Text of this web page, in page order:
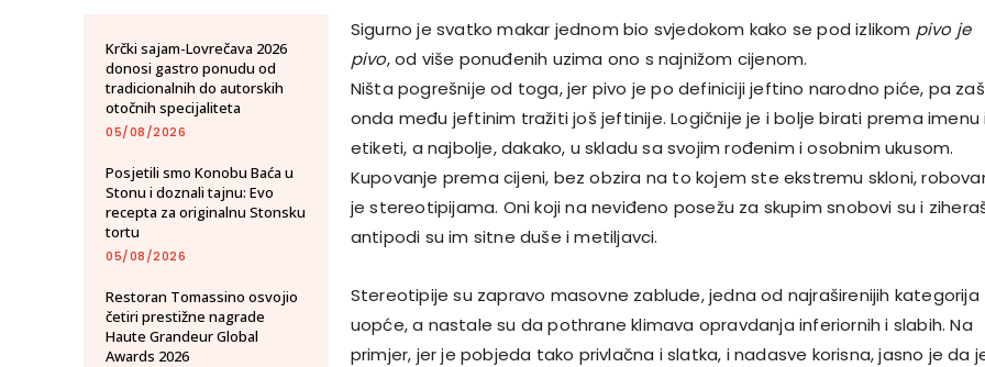
Krčki sajam-Lovrečava 2026
donosi gastro ponudu od
tradicionalnih do autorskih
otočnih specijaliteta
05/08/2026
Posjetili smo Konobu Baća u
Stonu i doznali tajnu: Evo
recepta za originalnu Stonsku
tortu
05/08/2026
Restoran Tomassino osvojio
četiri prestižne nagrade
Haute Grandeur Global
Awards 2026
Sigurno je svatko makar jednom bio svjedokom kako se pod izlikom pivo je
pivo, od više ponuđenih uzima ono s najnižom cijenom.
Ništa pogrešnije od toga, jer pivo je po definiciji jeftino narodno piće, pa
onda među jeftinim tražiti još jeftinije. Logičnije je i bolje birati prema imenu
etiketi, a najbolje, dakako, u skladu sa svojim rođenim i osobnim ukusom.
Kupovanje prema cijeni, bez obzira na to kojem ste ekstremu skloni,
je stereotipijama. Oni koji na neviđeno posežu za skupim snobovi su i
antipodi su im sitne duše i metiljavci.
Stereotipije su zapravo masovne zablude, jedna od najraširenijih kategorija
uopće, a nastale su da pothrane klimava opravdanja inferiornih i slabih. Na
primjer, jer je pobjeda tako privlačna i slatka, i nadasve korisna, jasno je da